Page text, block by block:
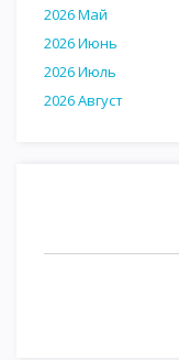
2026 Май
2026 Июнь
2026 Июль
2026 Август